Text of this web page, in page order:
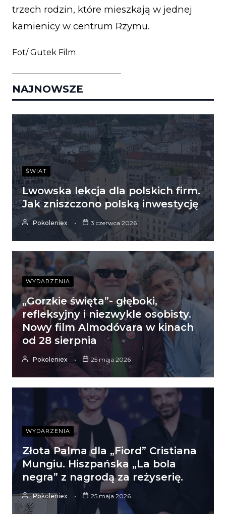
trzech rodzin, które mieszkają w jednej
kamienicy w centrum Rzymu.
Fot/ Gutek Film
NAJNOWSZE
ŚWIAT
Lwowska lekcja dla polskich firm.
Jak zniszczono polską inwestycję
Pokoleniex 3 czerwca 2026
WYDARZENIA
„Gorzkie święta”- głęboki,
refleksyjny i niezwykle osobisty.
Nowy film Almodóvara w kinach
od 28 sierpnia
Pokoleniex 25 maja 2026
WYDARZENIA
Złota Palma dla „Fiord” Cristiana
Mungiu. Hiszpańska „La bola
negra” z nagrodą za reżyserię.
Pokoleniex 25 maja 2026